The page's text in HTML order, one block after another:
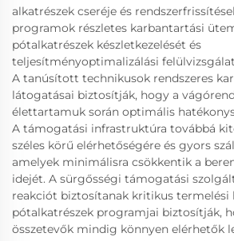
alkatrészek cseréje és
programok részletes karbantartási
pótalkatrészek készletkezelését és
teljesítményoptimalizálási
A tanúsított technikusok rendszeres
látogatásai biztosítják, hogy a
élettartamuk során optimális
A támogatási infrastruktúra továbbá
széles körű elérhetőségére és gyors
amelyek minimálisra csökkentik a
idejét. A sürgősségi támogatási
reakciót biztosítanak kritikus termelési
pótalkatrészek programjai biztosítják,
összetevők mindig könnyen elérhetők